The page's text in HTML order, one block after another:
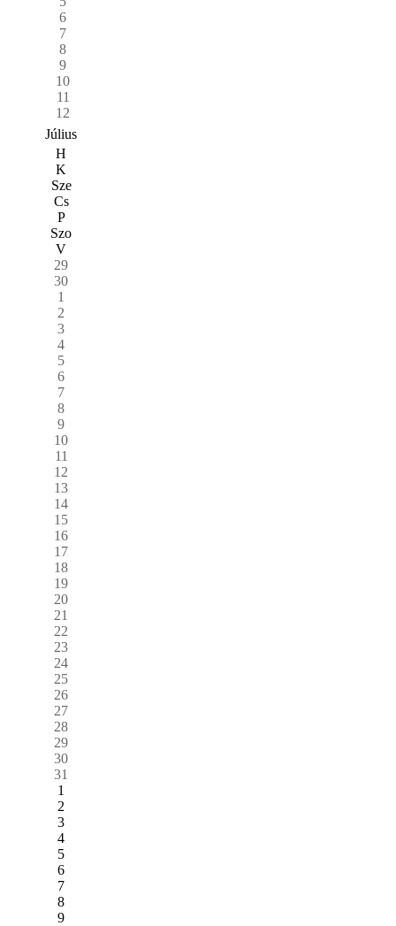
6
7
8
9
10
11
12
Július
H
K
Sze
Cs
P
Szo
V
29
30
1
2
3
4
5
6
7
8
9
10
11
12
13
14
15
16
17
18
19
20
21
22
23
24
25
26
27
28
29
30
31
1
2
3
4
5
6
7
8
9